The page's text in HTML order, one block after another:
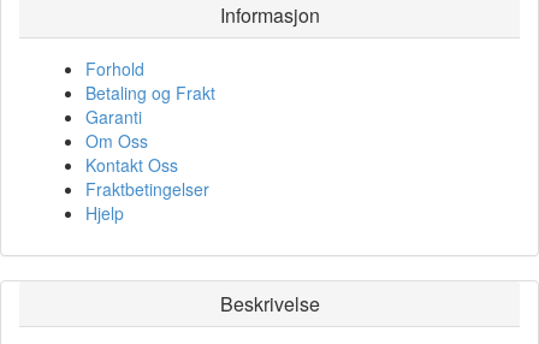
Informasjon
Forhold
Betaling og Frakt
Garanti
Om Oss
Kontakt Oss
Fraktbetingelser
Hjelp
Beskrivelse